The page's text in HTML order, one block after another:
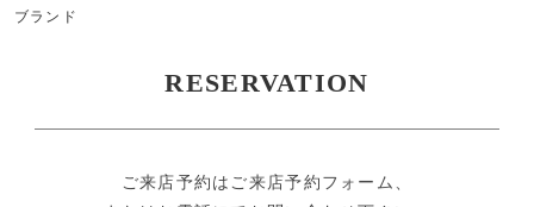
ブランド
RESERVATION
ご来店予約はご来店予約フォーム、